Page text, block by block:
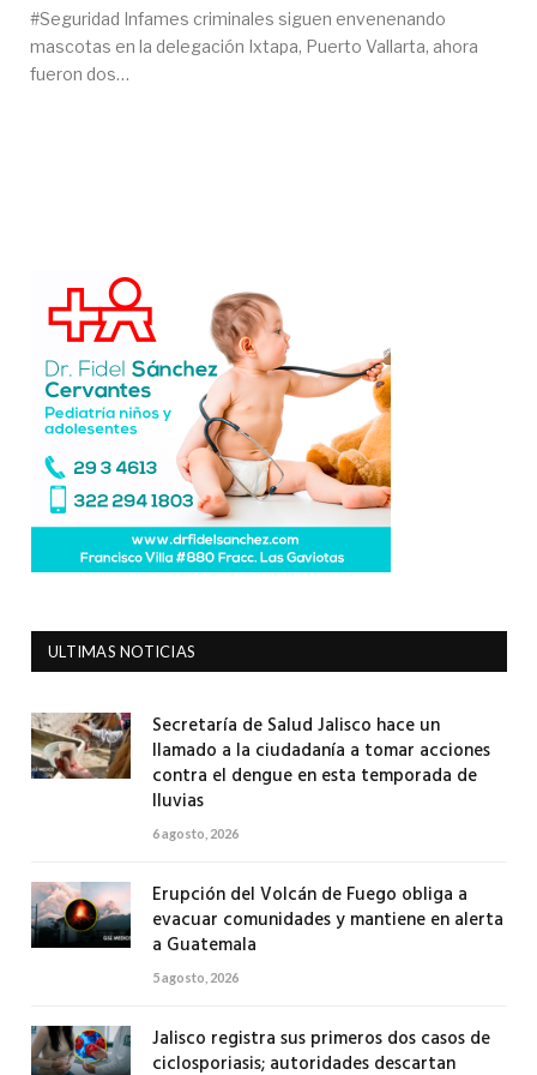
#Seguridad Infames criminales siguen envenenando
mascotas en la delegación Ixtapa, Puerto Vallarta, ahora
fueron dos…
ULTIMAS NOTICIAS
Secretaría de Salud Jalisco hace un
llamado a la ciudadanía a tomar acciones
contra el dengue en esta temporada de
lluvias
6 agosto, 2026
Erupción del Volcán de Fuego obliga a
evacuar comunidades y mantiene en alerta
a Guatemala
5 agosto, 2026
Jalisco registra sus primeros dos casos de
ciclosporiasis; autoridades descartan